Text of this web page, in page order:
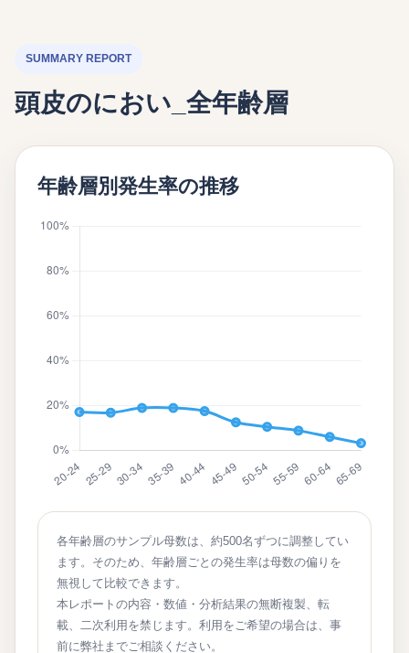
SUMMARY REPORT
頭皮のにおい_全年齢層
年齢層別発生率の推移
各年齢層のサンプル母数は、約500名ずつに調整してい
ます。そのため、年齢層ごとの発生率は母数の偏りを
無視して比較できます。
本レポートの内容・数値・分析結果の無断複製、転
載、二次利用を禁じます。利用をご希望の場合は、事
前に弊社までご相談ください。